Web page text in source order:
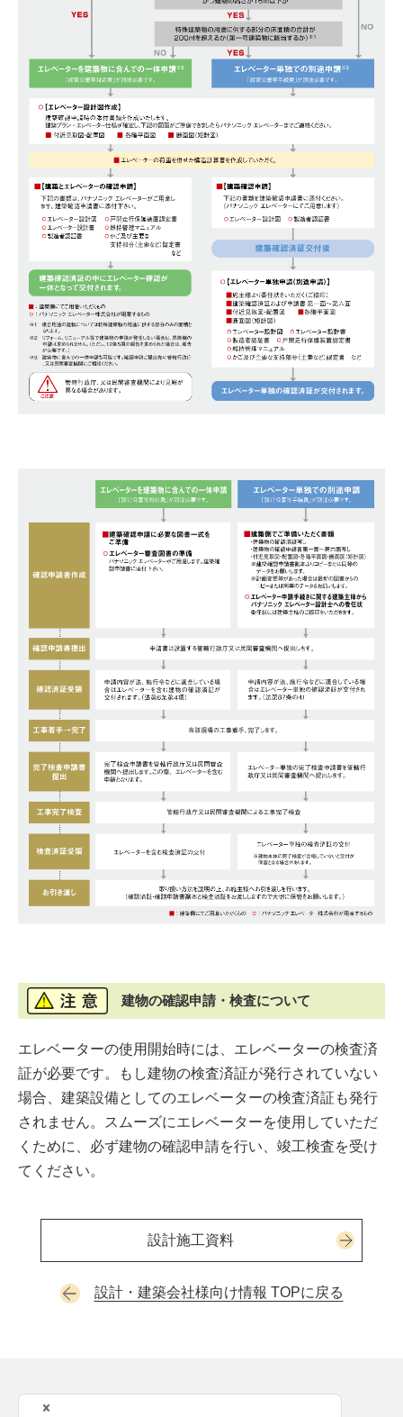
建物の確認申請・検査について
エレベーターの使用開始時には、エレベーターの検査済
証が必要です。もし建物の検査済証が発行されていない
場合、建築設備としてのエレベーターの検査済証も発行
されません。スムーズにエレベーターを使用していただ
くために、必ず建物の確認申請を行い、竣工検査を受け
てください。
設計施工資料
設計・建築会社様向け情報 TOPに戻る